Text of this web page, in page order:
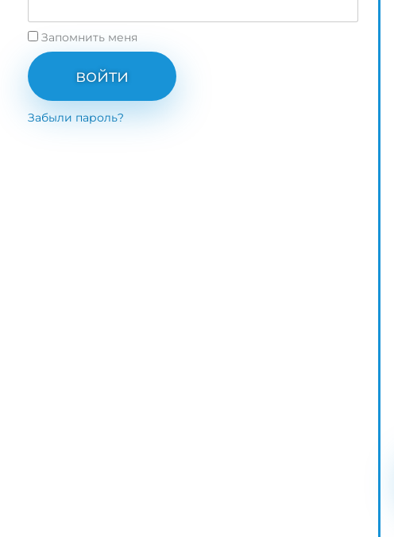
Запомнить меня
войти
Забыли пароль?